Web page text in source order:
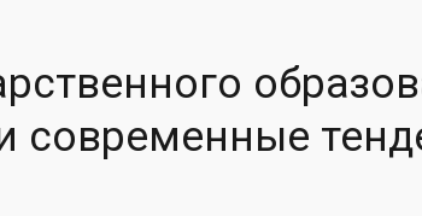
современные